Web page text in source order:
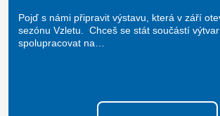
Pojď s námi připravit výstavu, která v září
sezónu Vzletu. Chceš se stát součástí
spolupracovat na…